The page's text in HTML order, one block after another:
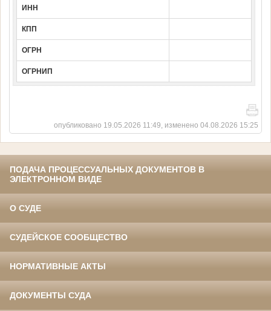
ИНН
КПП
ОГРН
ОГРНИП
опубликовано 19.05.2026 11:49, изменено 04.08.2026 15:25
ПОДАЧА ПРОЦЕССУАЛЬНЫХ ДОКУМЕНТОВ В
ЭЛЕКТРОННОМ ВИДЕ
О СУДЕ
СУДЕЙСКОЕ СООБЩЕСТВО
НОРМАТИВНЫЕ АКТЫ
ДОКУМЕНТЫ СУДА